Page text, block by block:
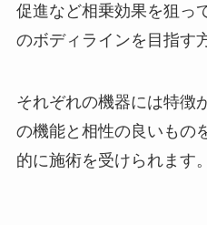
促進など相乗効果を狙っ
のボディラインを目指す
それぞれの機器には特徴
の機能と相性の良いもの
的に施術を受けられます。